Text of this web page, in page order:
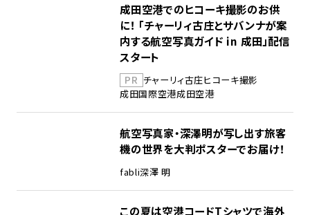
成田空港でのヒコーキ撮影のお供
に！ 「チャーリィ古庄とサバンナが案
内する航空写真ガイド in 成田」配信
スタート
PR チャーリィ古庄ヒコーキ撮影
成田国際空港成田空港
航空写真家・深澤明が写し出す旅客
機の世界を大判ポスターでお届け！
fabli深澤 明
この夏は空港コードTシャツで海外